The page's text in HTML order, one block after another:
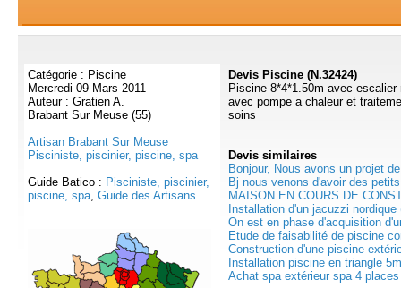
Catégorie : Piscine
Mercredi 09 Mars 2011
Auteur : Gratien A.
Brabant Sur Meuse (55)
Artisan Brabant Sur Meuse
Pisciniste, piscinier, piscine, spa
Guide Batico : Pisciniste, piscinier,
piscine, spa, Guide des Artisans
Devis Piscine (N.32424)
Piscine 8*4*1.50m avec
avec pompe a chaleur et
soins
Devis similaires
Bonjour, Nous avons un projet
Bj nous venons d'avoir des
MAISON EN COURS DE
Installation d'un jacuzzi
On est en phase d'acquisition
Etude de faisabilité de piscine
Construction d'une piscine
Installation piscine en triangle
Achat spa extérieur spa 4